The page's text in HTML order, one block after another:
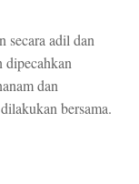
secara adil dan
dipecahkan
dan
bersama.